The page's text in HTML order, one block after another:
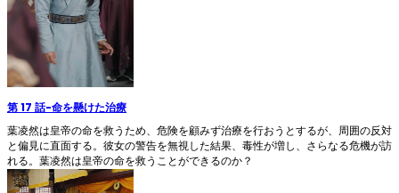
第 17 話-命を懸けた治療
葉凌然は皇帝の命を救うため、危険を顧みず治療を行おうとするが、周囲の反対
と偏見に直面する。彼女の警告を無視した結果、毒性が増し、さらなる危機が訪
れる。葉凌然は皇帝の命を救うことができるのか？